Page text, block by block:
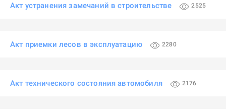
Акт устранения замечаний в строительстве 2525
Акт приемки лесов в эксплуатацию 2280
Акт технического состояния автомобиля 2176